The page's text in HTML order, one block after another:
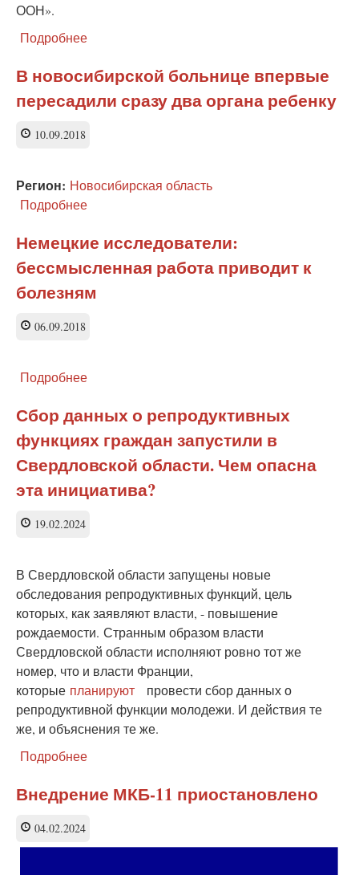
ООН».
Подробнее
России
против
легализации
В новосибирской больнице впервые
пересадили сразу два органа ребенку
10.09.2018
Регион: Новосибирская область
Подробнее
новосибирской
больнице
впервые
сразу
Немецкие исследователи:
бессмысленная работа приводит к
болезням
06.09.2018
Подробнее
исследователи:
бессмысленная
работа
приводит
к
болезням
Сбор данных о репродуктивных
функциях граждан запустили в
Свердловской области. Чем опасна
эта инициатива?
19.02.2024
В Свердловской области запущены новые
обследования репродуктивных функций, цель
которых, как заявляют власти, - повышение
рождаемости. Странным образом власти
Свердловской области исполняют ровно тот же
номер, что и власти Франции,
которые планируют
провести сбор данных о
репродуктивной функции молодежи. И действия те
же, и объяснения те же.
Подробнее
данных
о
граждан
Внедрение МКБ-11 приостановлено
04.02.2024